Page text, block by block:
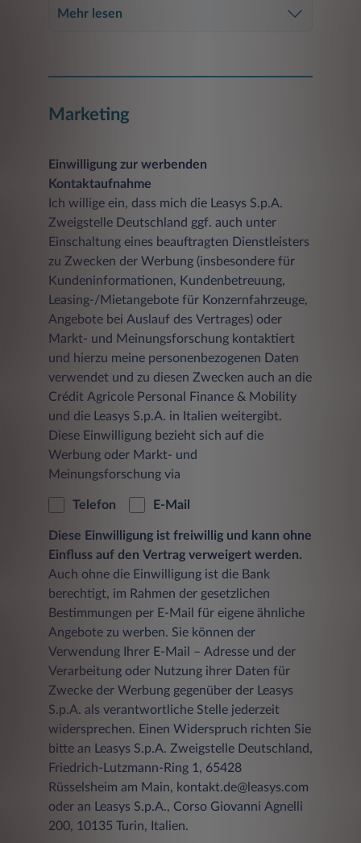
Mehr lesen
Marketing
Einwilligung zur werbenden
Kontaktaufnahme
Ich willige ein, dass mich die Leasys S.p.A.
Zweigstelle Deutschland ggf. auch unter
Einschaltung eines beauftragten Dienstleisters
zu Zwecken der Werbung (insbesondere für
Kundeninformationen, Kundenbetreuung,
Leasing-/Mietangebote für Konzernfahrzeuge,
Angebote bei Auslauf des Vertrages) oder
Markt- und Meinungsforschung kontaktiert
und hierzu meine personenbezogenen Daten
verwendet und zu diesen Zwecken auch an die
Crédit Agricole Personal Finance & Mobility
und die Leasys S.p.A. in Italien weitergibt.
Diese Einwilligung bezieht sich auf die
Werbung oder Markt- und
Meinungsforschung via
Telefon E-Mail
Diese Einwilligung ist freiwillig und kann ohne
Einfluss auf den Vertrag verweigert werden.
Auch ohne die Einwilligung ist die Bank
berechtigt, im Rahmen der gesetzlichen
Bestimmungen per E-Mail für eigene ähnliche
Angebote zu werben. Sie können der
Verwendung Ihrer E-Mail – Adresse und der
Verarbeitung oder Nutzung ihrer Daten für
Zwecke der Werbung gegenüber der Leasys
S.p.A. als verantwortliche Stelle jederzeit
widersprechen. Einen Widerspruch richten Sie
bitte an Leasys S.p.A. Zweigstelle Deutschland,
Friedrich-Lutzmann-Ring 1, 65428
Rüsselsheim am Main, kontakt.de@leasys.com
oder an Leasys S.p.A., Corso Giovanni Agnelli
200, 10135 Turin, Italien.